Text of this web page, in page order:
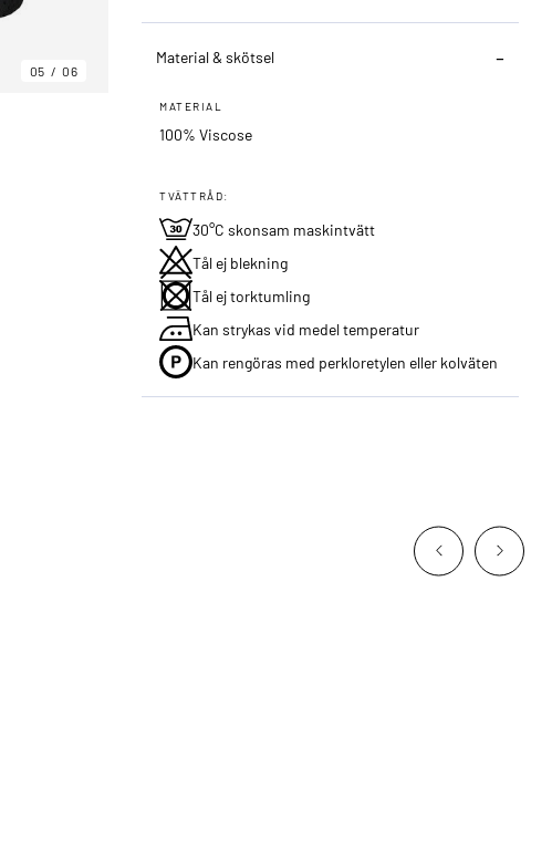
05 06
Material & skötsel
MATERIAL
100% Viscose
TVÄTTRÅD:
30°C skonsam maskintvätt
Tål ej blekning
Tål ej torktumling
Kan strykas vid medel temperatur
Kan rengöras med perkloretylen eller kolväten